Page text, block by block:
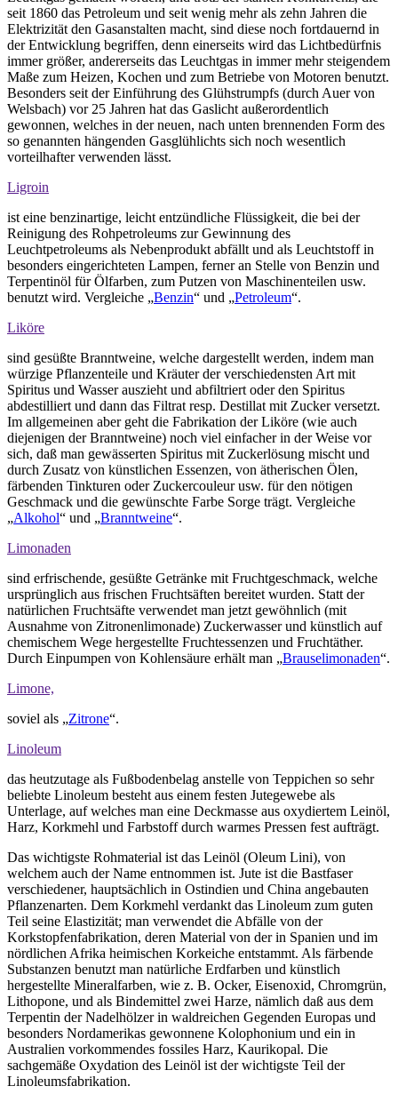
seit 1860 das Petroleum und seit wenig mehr als zehn Jahren die
Elektrizität den Gasanstalten macht, sind diese noch fortdauernd in
der Entwicklung begriffen, denn einerseits wird das Lichtbedürfnis
immer größer, andererseits das Leuchtgas in immer mehr steigendem
Maße zum Heizen, Kochen und zum Betriebe von Motoren benutzt.
Besonders seit der Einführung des Glühstrumpfs (durch Auer von
Welsbach) vor 25 Jahren hat das Gaslicht außerordentlich
gewonnen, welches in der neuen, nach unten brennenden Form des
so genannten hängenden Gasglühlichts sich noch wesentlich
vorteilhafter verwenden lässt.
Ligroin
ist eine benzinartige, leicht entzündliche Flüssigkeit, die bei der
Reinigung des Rohpetroleums zur Gewinnung des
Leuchtpetroleums als Nebenprodukt abfällt und als Leuchtstoff in
besonders eingerichteten Lampen, ferner an Stelle von Benzin und
Terpentinöl für Ölfarben, zum Putzen von Maschinenteilen usw.
benutzt wird. Vergleiche „Benzin“ und „Petroleum“.
Liköre
sind gesüßte Branntweine, welche dargestellt werden, indem man
würzige Pflanzenteile und Kräuter der verschiedensten Art mit
Spiritus und Wasser auszieht und abfiltriert oder den Spiritus
abdestilliert und dann das Filtrat resp. Destillat mit Zucker versetzt.
Im allgemeinen aber geht die Fabrikation der Liköre (wie auch
diejenigen der Branntweine) noch viel einfacher in der Weise vor
sich, daß man gewässerten Spiritus mit Zuckerlösung mischt und
durch Zusatz von künstlichen Essenzen, von ätherischen Ölen,
färbenden Tinkturen oder Zuckercouleur usw. für den nötigen
Geschmack und die gewünschte Farbe Sorge trägt. Vergleiche
„Alkohol“ und „Branntweine“.
Limonaden
sind erfrischende, gesüßte Getränke mit Fruchtgeschmack, welche
ursprünglich aus frischen Fruchtsäften bereitet wurden. Statt der
natürlichen Fruchtsäfte verwendet man jetzt gewöhnlich (mit
Ausnahme von Zitronenlimonade) Zuckerwasser und künstlich auf
chemischem Wege hergestellte Fruchtessenzen und Fruchtäther.
Durch Einpumpen von Kohlensäure erhält man „Brauselimonaden“.
Limone,
soviel als „Zitrone“.
Linoleum
das heutzutage als Fußbodenbelag anstelle von Teppichen so sehr
beliebte Linoleum besteht aus einem festen Jutegewebe als
Unterlage, auf welches man eine Deckmasse aus oxydiertem Leinöl,
Harz, Korkmehl und Farbstoff durch warmes Pressen fest aufträgt.
Das wichtigste Rohmaterial ist das Leinöl (Oleum Lini), von
welchem auch der Name entnommen ist. Jute ist die Bastfaser
verschiedener, hauptsächlich in Ostindien und China angebauten
Pflanzenarten. Dem Korkmehl verdankt das Linoleum zum guten
Teil seine Elastizität; man verwendet die Abfälle von der
Korkstopfenfabrikation, deren Material von der in Spanien und im
nördlichen Afrika heimischen Korkeiche entstammt. Als färbende
Substanzen benutzt man natürliche Erdfarben und künstlich
hergestellte Mineralfarben, wie z. B. Ocker, Eisenoxid, Chromgrün,
Lithopone, und als Bindemittel zwei Harze, nämlich daß aus dem
Terpentin der Nadelhölzer in waldreichen Gegenden Europas und
besonders Nordamerikas gewonnene Kolophonium und ein in
Australien vorkommendes fossiles Harz, Kaurikopal. Die
sachgemäße Oxydation des Leinöl ist der wichtigste Teil der
Linoleumsfabrikation.